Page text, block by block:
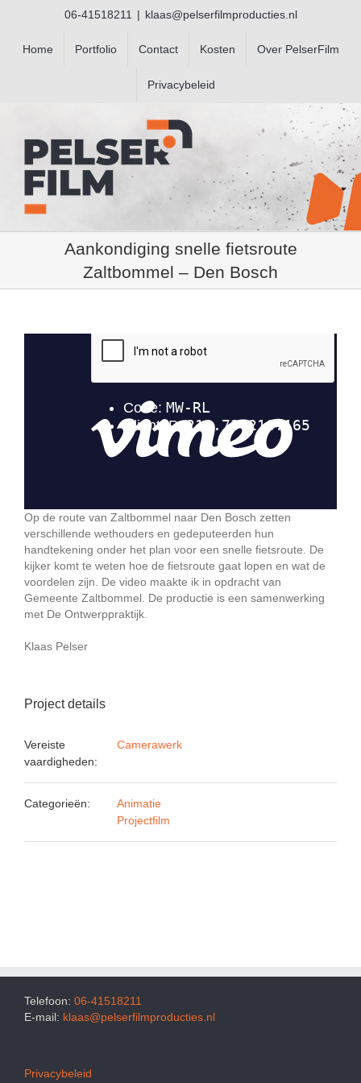
06-41518211 | klaas@pelserfilmproducties.nl
Home Portfolio Contact Kosten Over PelserFilm
Privacybeleid
Aankondiging snelle fietsroute
Zaltbommel – Den Bosch
Op de route van Zaltbommel naar Den Bosch zetten
verschillende wethouders en gedeputeerden hun
handtekening onder het plan voor een snelle fietsroute. De
kijker komt te weten hoe de fietsroute gaat lopen en wat de
voordelen zijn. De video maakte ik in opdracht van
Gemeente Zaltbommel. De productie is een samenwerking
met De Ontwerppraktijk.
Klaas Pelser
Project details
Vereiste
vaardigheden:
Camerawerk
Categorieën:
Animatie
Projectfilm
Telefoon: 06-41518211
E-mail: klaas@pelserfilmproducties.nl
Privacybeleid